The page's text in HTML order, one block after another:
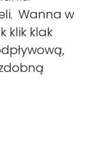
Wanna w
klik klak